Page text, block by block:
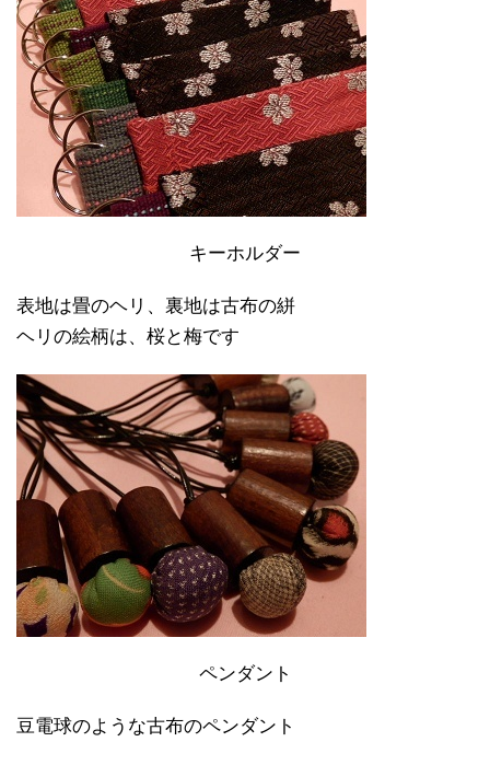
キーホルダー
表地は畳のヘリ、裏地は古布の絣
ヘリの絵柄は、桜と梅です
ペンダント
豆電球のような古布のペンダント